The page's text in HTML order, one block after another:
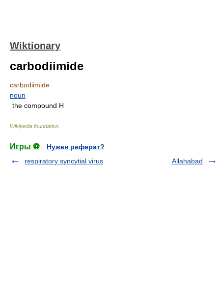
Wiktionary
carbodiimide
carbodiimide
noun
the compound H
Wikipedia foundation
Игры ⚽
Нужен реферат?
respiratory syncytial virus
Allahabad